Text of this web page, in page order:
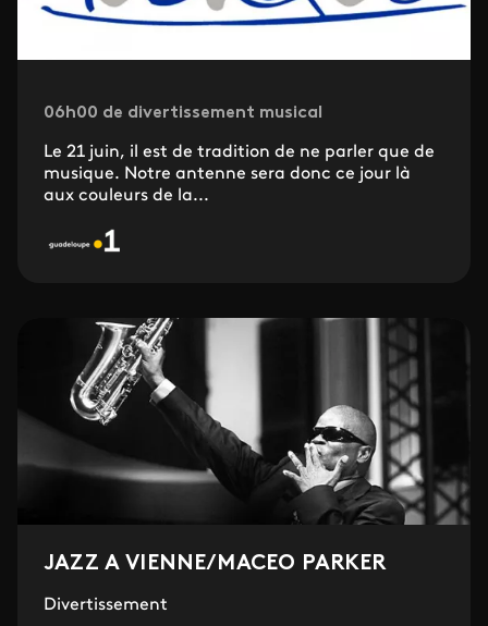
06h00 de divertissement musical
Le 21 juin, il est de tradition de ne parler que de
musique. Notre antenne sera donc ce jour là
aux couleurs de la...
JAZZ A VIENNE/MACEO PARKER
Divertissement